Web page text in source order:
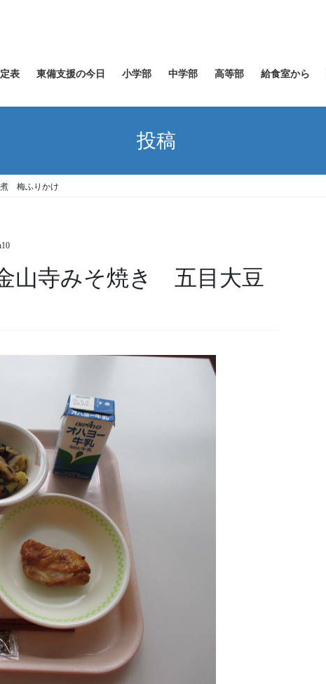
表 東備支援の今日 小学部 中学部 高等部 給食室から
投稿
梅ふりかけ
寺みそ焼き 五目大豆